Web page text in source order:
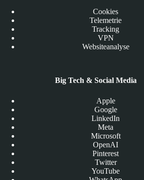
Cookies
Telemetrie
Tracking
VPN
Websiteanalyse
Big Tech & Social Media
Apple
Google
LinkedIn
Meta
Microsoft
OpenAI
Pinterest
Twitter
YouTube